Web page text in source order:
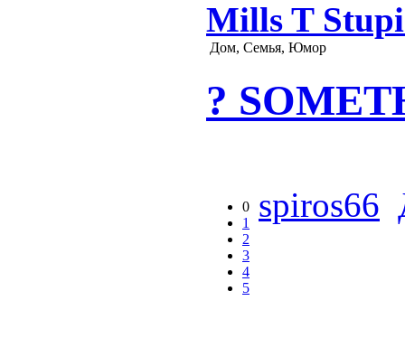
Mills T
Дом, Семья, Юмор
?
0
1
2
3
4
5
spiros66